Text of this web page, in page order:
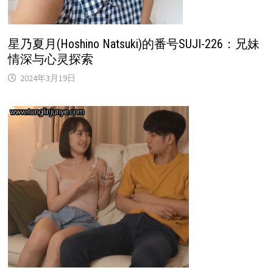
星乃夏月(Hoshino Natsuki)的番号SUJI-226：兄妹
情深与心灵探索
2024年3月19日